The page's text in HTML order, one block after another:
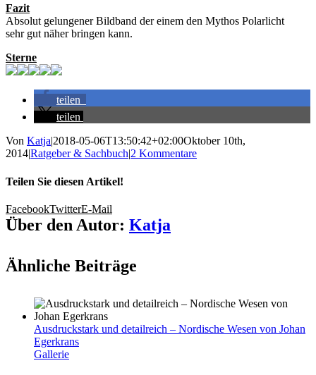
Fazit
Absolut gelungener Bildband der einem den Mythos Polarlicht
sehr gut näher bringen kann.
Sterne
teilen
teilen
Von Katja|2018-05-06T13:50:42+02:00Oktober 10th,
2014|Ratgeber & Sachbuch|2 Kommentare
Teilen Sie diesen Artikel!
FacebookTwitterE-Mail
Über den Autor: Katja
Ähnliche Beiträge
Ausdruckstark und detailreich – Nordische Wesen von Johan
Egerkrans
Gallerie